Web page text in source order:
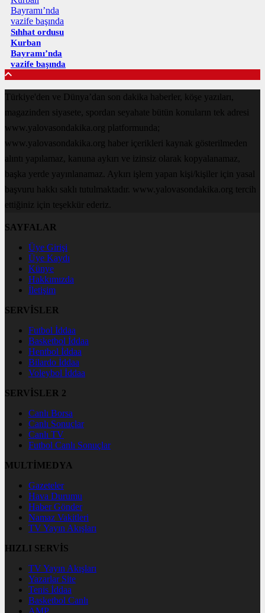
Sıhhat ordusu
Kurban
Bayramı’nda
vazife başında
Türkiye'den ve Dünya’dan son dakika haberler, köşe yazıları,
magazinden siyasete, spordan seyahate bütün konuların tek adresi
www.yalovasondakika.org platformunda;
www.yalovasondakika.org haber içerikleri kaynak gösterilmeden
alıntı yapılamaz, kanuna aykırı ve izinsiz olarak kopyalanamaz,
başka yerde yayınlanamaz. Aykırı işlem yapan kişi/kişiler için yasal
başvuru hakkı saklı tutulmaktadır. www.yalovasondakika.org tercih
ettiğiniz için teşekkür ederiz.
SAYFALAR
Üye Girişi
Üye Kaydı
Künye
Hakkımızda
İletişim
SERVİSLER
Futbol İddaa
Basketbol İddaa
Hentbol İddaa
Bilardo İddaa
Voleybol İddaa
SERVİSLER 2
Canlı Borsa
Canlı Sonuçlar
Canlı TV
Futbol Canlı Sonuçlar
MULTİMEDYA
Gazeteler
Hava Durumu
Haber Gönder
Namaz Vakitleri
TV Yayın Akışları
HIZLI SERVİS
TV Yayın Akışları
Yazarlar Site
Tenis İddaa
Basketbol Canlı
AMP